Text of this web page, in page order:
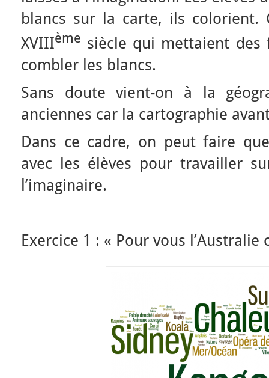
blancs sur la carte, ils colorient.
XVIIIème siècle qui mettaient des
combler les blancs.
Sans doute vient-on à la
anciennes car la cartographie
Dans ce cadre, on peut faire
avec les élèves pour travailler
l’imaginaire.
Exercice 1 : « Pour vous l’Australie